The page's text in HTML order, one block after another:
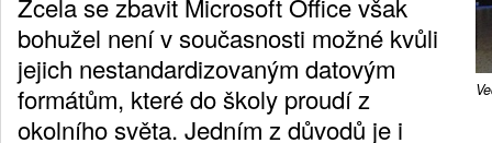
Zcela se zbavit Microsoft Office však
bohužel není v současnosti možné kvůli
jejich nestandardizovaným datovým
formátům, které do školy proudí z
okolního světa. Jedním z důvodů je i